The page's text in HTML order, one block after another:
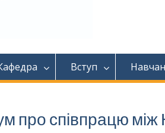
Вступ
про співпрацю між